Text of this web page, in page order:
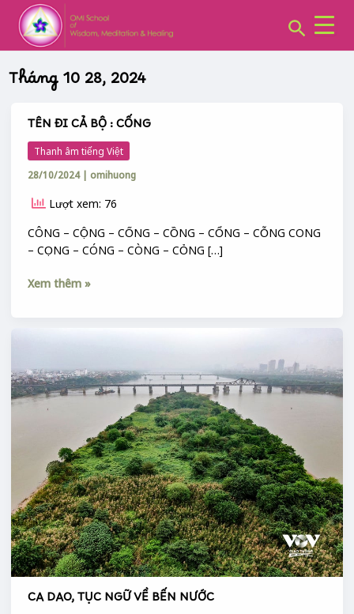
content
Search
Tháng 10 28, 2024
TÊN ĐI CẢ BỘ : CỐNG
Thanh âm tiếng Việt
28/10/2024 | omihuong
Lượt xem: 76
CÔNG – CỘNG – CỐNG – CỒNG – CỔNG – CỖNG CONG
– CỌNG – CÓNG – CÒNG – CỎNG […]
TÊN
ĐI
CẢ
BỘ
CỐNG
Xem thêm »
CA DAO, TỤC NGỮ VỀ BẾN NƯỚC
TỤC
NGỮ
VỀ
CHUYÊN
MỤC: